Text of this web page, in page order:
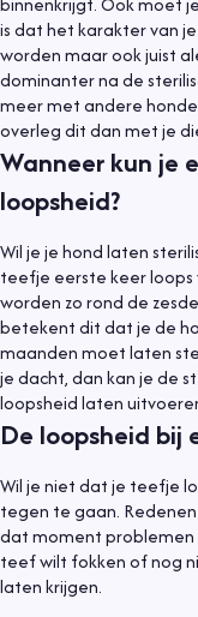
is dat het karakter van
worden maar ook juist
dominanter na de
meer met andere
overleg dit dan met je
Wanneer kun je
loopsheid?
Wil je je hond laten
teefje eerste keer
worden zo rond de
betekent dit dat je de
maanden moet laten
je dacht, dan kan je de
loopsheid laten
De loopsheid bij
Wil je niet dat je teefje
tegen te gaan.
dat moment
teef wilt fokken of nog
laten krijgen.